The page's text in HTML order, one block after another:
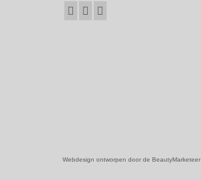
Webdesign ontworpen door de BeautyMarketeer